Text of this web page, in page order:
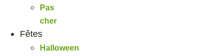
Pas
cher
Fêtes
Halloween